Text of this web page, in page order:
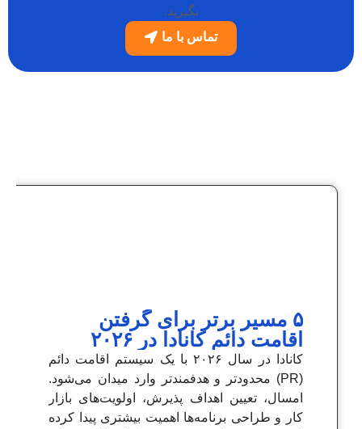
بگیرید.
تماس با ما
۵ مسیر برتر برای گرفتن
اقامت دائم کانادا در ۲۰۲۶
کانادا در سال ۲۰۲۶ با یک سیستم اقامت دائم
(PR) محدودتر و هدفمندتر وارد میدان می‌شود.
امسال، تعیین اهداف پذیرش، اولویت‌های بازار
کار و طراحی برنامه‌ها اهمیت بیشتری پیدا کرده